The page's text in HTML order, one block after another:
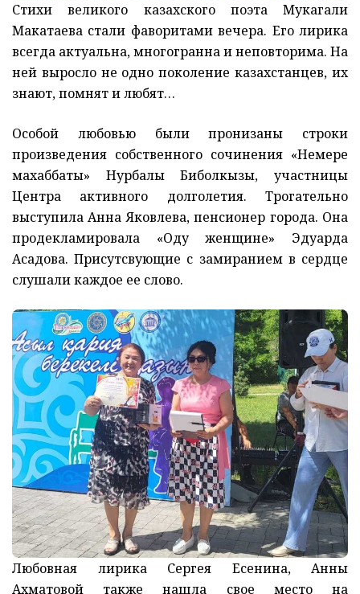
Стихи великого казахского поэта Мукагали
Макатаева стали фаворитами вечера. Его лирика
всегда актуальна, многогранна и неповторима. На
ней выросло не одно поколение казахстанцев, их
знают, помнят и любят…
Особой любовью были пронизаны строки
произведения собственного сочинения «Немере
махаббаты» Нурбалы Биболкызы, участницы
Центра активного долголетия. Трогательно
выступила Анна Яковлева, пенсионер города. Она
продекламировала «Оду женщине» Эдуарда
Асадова. Присутсвующие с замиранием в сердце
слушали каждое ее слово.
Любовная лирика Сергея Есенина, Анны
Ахматовой также нашла свое место на